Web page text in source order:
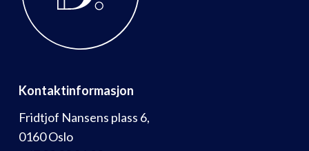
Kontaktinformasjon
Fridtjof Nansens plass 6,
0160 Oslo